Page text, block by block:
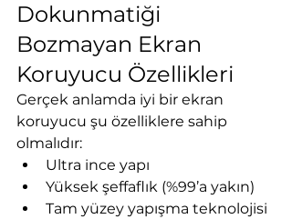
Dokunmatiği
Bozmayan Ekran
Koruyucu Özellikleri
Gerçek anlamda iyi bir ekran
koruyucu şu özelliklere sahip
olmalıdır:
Ultra ince yapı
Yüksek şeffaflık (%99’a yakın)
Tam yüzey yapışma teknolojisi